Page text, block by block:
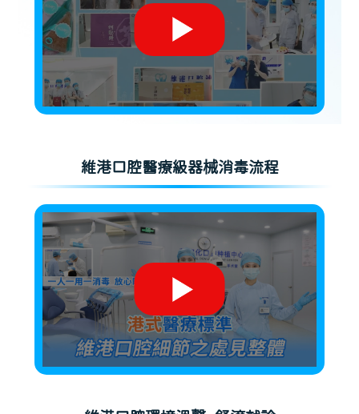
維港口腔醫療級器械消毒流程